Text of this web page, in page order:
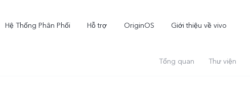
Hệ Thống Phân Phối Hỗ trợ OriginOS Giới thiệu về vivo
Tổng quan Thư viện